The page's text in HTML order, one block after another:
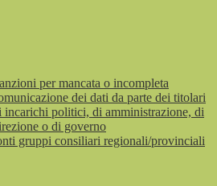
per mancata o incompleta
dei dati da parte dei titolari
incarichi politici, di amministrazione, di
o di governo
gruppi consiliari regionali/provinciali